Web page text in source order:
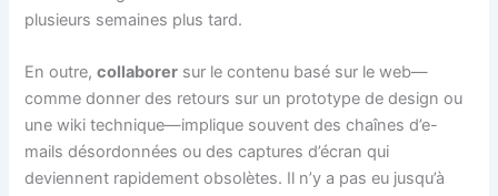
plusieurs semaines plus tard.
En outre,collaborer sur le contenu basé sur le web—
comme donner des retours sur un prototype de design ou
une wiki technique—implique souvent des chaînes d’e-
mails désordonnées ou des captures d’écran qui
deviennent rapidement obsolètes. Il n’y a pas eu jusqu’à